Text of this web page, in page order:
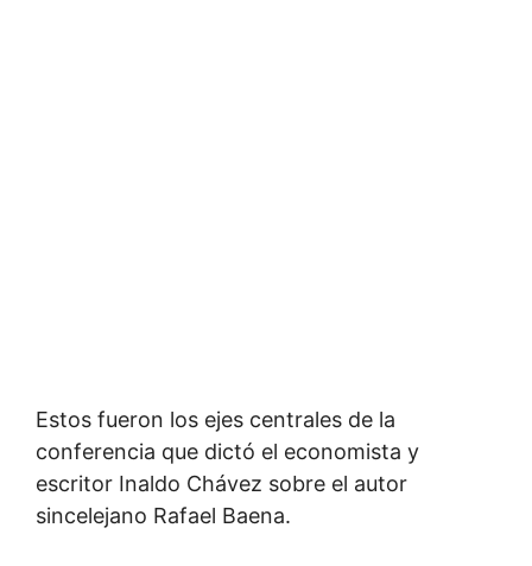
Estos fueron los ejes centrales de la
conferencia que dictó el economista y
escritor Inaldo Chávez sobre el autor
sincelejano Rafael Baena.